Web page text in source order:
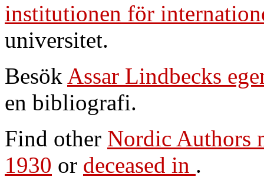
institutionen för
universitet.
Besök Assar Lindbecks
en bibliografi.
Find other Nordic Authors
1930 or deceased in .